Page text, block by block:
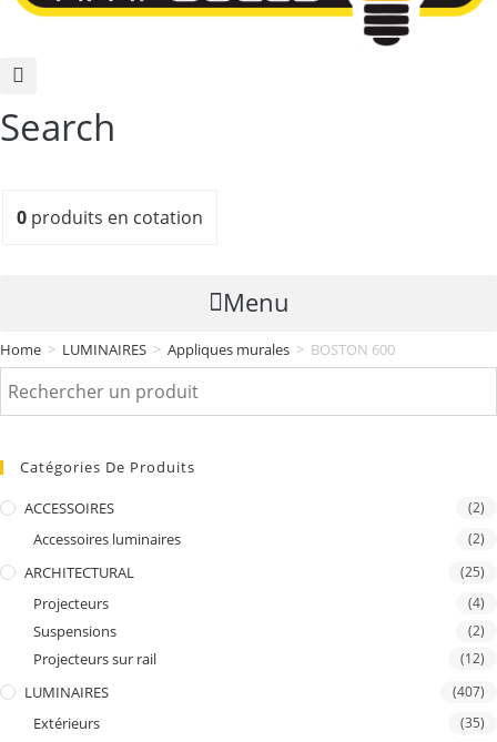
Search
0 produits en cotation
Menu
Home > LUMINAIRES > Appliques murales > BOSTON 600
Catégories De Produits
ACCESSOIRES (2)
Accessoires luminaires (2)
ARCHITECTURAL (25)
Projecteurs (4)
Suspensions (2)
Projecteurs sur rail (12)
LUMINAIRES (407)
Extérieurs (35)